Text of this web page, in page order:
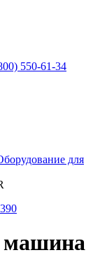
550-61-34
для
машина